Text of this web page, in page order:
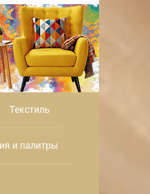
Текстиль
и палитры